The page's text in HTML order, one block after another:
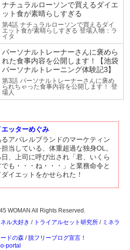
ナチュラルローソンで買えるダイエ
ット食が素晴らしすぎる
第4話 ナチュラルローソンで買えるダイ
エット食が素晴らしすぎる 登場人物：ラ
イタ
パーソナルトレーナーさんに褒めら
れた食事内容を公開します！【池袋
パーソナルトレーニング体験記3】
第3話 パーソナルトレーナーさんに褒め
られちゃった食事内容を公開します！ 登
場人
エッターめぐみ
るアパレルブランドのマーケティン
担当している、体重超過な独身OL。
日、上司に呼び出され「君、いくら
も・・・ね・・・」と業務命令と
ダイエットをかせられた！
WOMAN All Rights Reserved.
ル大好き / トライアルセット研究所 / ミネラ
ドの森 / 脱フリーブログ宣言！
portal